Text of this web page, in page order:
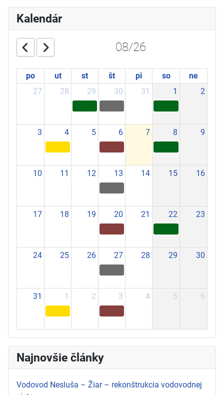
Kalendár
08/26
po ut st št pi so
ne
27
28 29 30 31 1 2
3 4 5 6 7 8 9
10 11 12 13 14 15 16
17 18 19 20 21 22 23
24 25 26 27 28 29 30
31 1 2 3 4 5 6
Najnovšie články
Vodovod Nesluša – Žiar – rekonštrukcia vodovodnej